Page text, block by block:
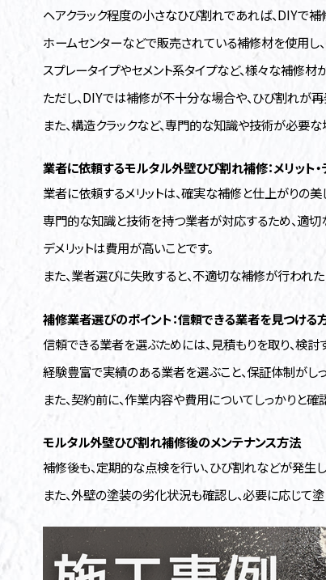
ヘアクラック程度の小さなひび割れであれば、DIYで補
ホームセンターなどで販売されている補修材を使用し
スプレータイプやセメント系タイプなど、様々な補修材
ただし、DIYでは補修が不十分な場合や、ひび割れが再
また、構造クラックなど、専門的な知識や技術が必要な
業者に依頼するモルタル外壁ひび割れ補修：メリット・
業者に依頼するメリットは、確実な補修と仕上がりの美
専門的な知識と技術を持つ業者が対応するため、適切
デメリットは費用が高いことです。
また、業者選びに失敗すると、不適切な補修が行われ
補修業者選びのポイント：信頼できる業者を見つける
信頼できる業者を選ぶためには、見積もりを取り、検討
経験豊富で実績のある業者を選ぶこと、保証体制がし
また、契約前に、作業内容や費用についてしっかりと確認
モルタル外壁ひび割れ補修後のメンテナンス方法
補修後も、定期的な点検を行い、ひび割れなどが発生
また、外壁の塗装の劣化状況も確認し、必要に応じて